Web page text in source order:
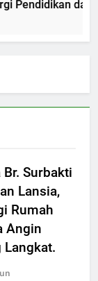
Pendidikan dan
Surbakti
Lansia,
Rumah
Angin
Langkat.